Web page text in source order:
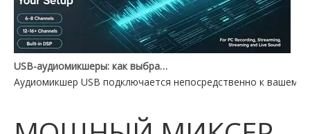
USB-аудиомикшеры: как выбрать подходящий для вашей установки
Аудиомикшер USB подключается непосредственно к